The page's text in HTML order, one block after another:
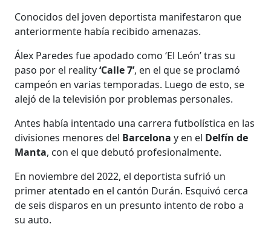
Conocidos del joven deportista manifestaron que
anteriormente había recibido amenazas.
Álex Paredes fue apodado como ‘El León’ tras su
paso por el reality‘Calle 7’, en el que se proclamó
campeón en varias temporadas. Luego de esto, se
alejó de la televisión por problemas personales.
Antes había intentado una carrera futbolística en las
divisiones menores del Barcelonay en el Delfín de
Manta, con el que debutó profesionalmente.
En noviembre del 2022, el deportista sufrió un
primer atentado en el cantón Durán. Esquivó cerca
de seis disparos en un presunto intento de robo a
su auto.